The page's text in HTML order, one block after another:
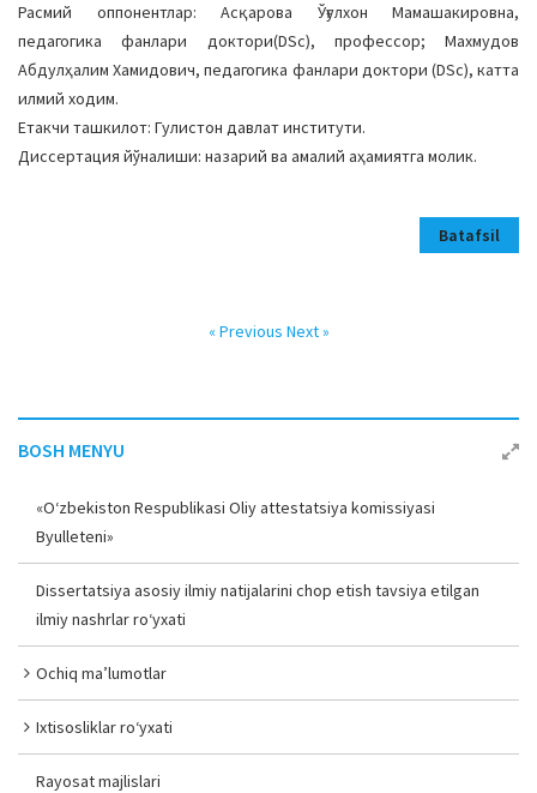
Расмий оппонентлар: Асқарова Ўғулхон Мамашакировна,
педагогика фанлари доктори(DSc), профессор; Махмудов
Абдулҳалим Хамидович, педагогика фанлари доктори (DSc), катта
илмий ходим.
Етакчи ташкилот: Гулистон давлат институти.
Диссертация йўналиши: назарий ва амалий аҳамиятга молик.
Batafsil
« Previous Next »
BOSH MENYU
«O‘zbekiston Respublikasi Oliy attestatsiya komissiyasi
Byulleteni»
Dissertatsiya asosiy ilmiy natijalarini chop etish tavsiya etilgan
ilmiy nashrlar ro‘yxati
Ochiq ma’lumotlar
Ixtisosliklar ro‘yxati
Rayosat majlislari